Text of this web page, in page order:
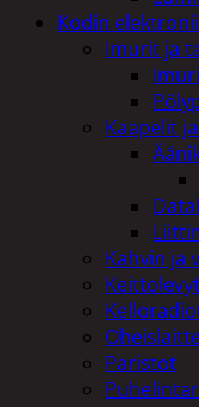
Kodin
Imurit ja
Kaapelit
Kahvin ja
Paristot